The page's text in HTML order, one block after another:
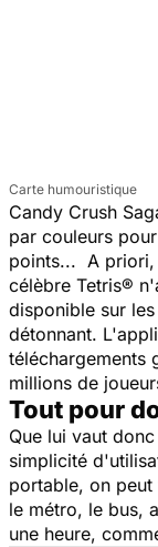
Carte humouristique
Candy Crush
par couleurs
points... A priori,
célèbre Tetris®
disponible sur
détonnant.
téléchargements
millions de
Tout pour
Que lui vaut
simplicité
portable, on
le métro, le bus,
une heure,